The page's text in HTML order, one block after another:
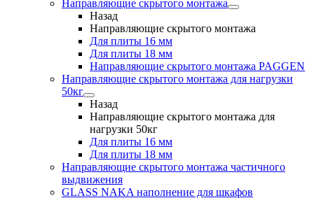
Направляющие скрытого монтажа
Назад
Направляющие скрытого монтажа
Для плиты 16 мм
Для плиты 18 мм
Направляющие скрытого монтажа PAGGEN
Направляющие скрытого монтажа для нагрузки
50кг
Назад
Направляющие скрытого монтажа для
нагрузки 50кг
Для плиты 16 мм
Для плиты 18 мм
Направляющие скрытого монтажа частичного
выдвижения
GLASS NAKA наполнение для шкафов